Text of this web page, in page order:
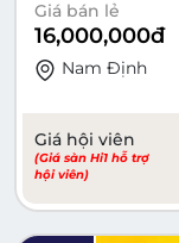
Giá bán lẻ
16,000,000đ
Nam Ðịnh
Giá hội viên
(Giá sàn Hi1 hỗ trợ
hội viên)